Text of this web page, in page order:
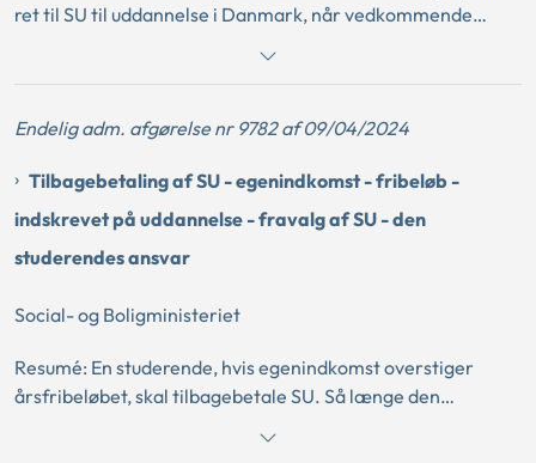
ret til SU til uddannelse i Danmark, når vedkommende
efter EU-retten, at den studerende efter en samlet
udgør et marginalt supplement. Ved vurderingen heraf
lægges vægt på den studerendes timeantal,
bruttoindkomst og ansættelsens øvrige forhold. Der
lægges alene vægt på bruttoindkomst og timer, som er
indberettet til Skattestyrelsen.
Endelig adm. afgørelse nr 9782 af 09/04/2024
Tilbagebetaling af SU - egenindkomst - fribeløb -
indskrevet på uddannelse - fravalg af SU - den
studerendes ansvar
Social- og Boligministeriet
Resumé: En studerende, hvis egenindkomst overstiger
årsfribeløbet, skal tilbagebetale SU. Så længe den